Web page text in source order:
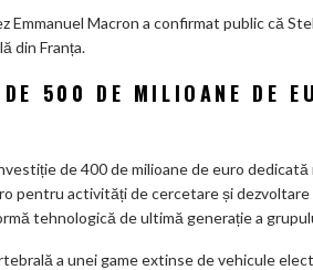
m
ar
ks
Macron a confirmat public că
din Franța.
500 DE MILIOANE DE
de 400 de milioane de euro
pentru activități de cercetare și
tehnologică de ultimă generație a
a unei game extinse de vehicule